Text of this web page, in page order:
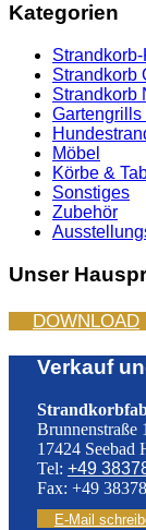
Kategorien
Strandkorb
Strandkorb
Möbel
Körbe &
Sonstiges
Zubehör
Unser
DOWNLOAD
Verkauf
Brunnenstraße
17424 Seebad
Tel: +49
Fax: +49
E-Mail